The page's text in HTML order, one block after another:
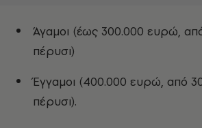
Άγαμοι (έως 300.000 ευρώ,
πέρυσι)
Έγγαμοι (400.000 ευρώ, από
πέρυσι).